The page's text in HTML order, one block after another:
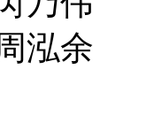
泓余